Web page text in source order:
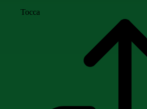
Tocca